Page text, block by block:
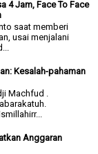
4 Jam, Face To Face
saat memberi
usai menjalani
Kesalah-pahaman
Machfud .
Anggaran